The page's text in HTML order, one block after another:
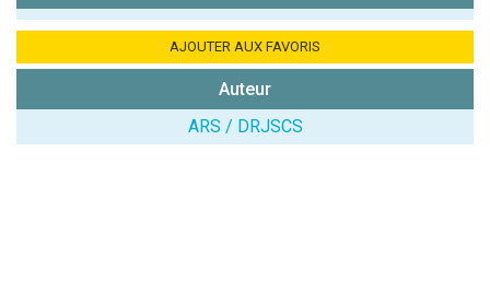
(En cliquant sur 'Valider', j'accepte que mon avis
AJOUTER AUX FAVORIS
Auteur
ARS / DRJSCS